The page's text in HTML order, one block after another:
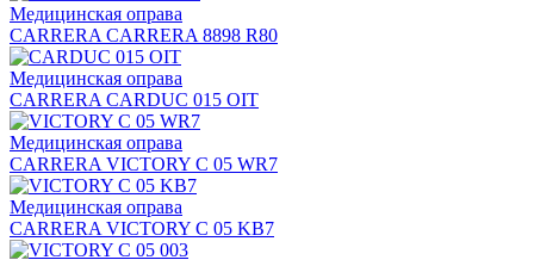
Медицинская оправа
CARRERA CARRERA 8898 R80
Медицинская оправа
CARRERA CARDUC 015 OIT
Медицинская оправа
CARRERA VICTORY C 05 WR7
Медицинская оправа
CARRERA VICTORY C 05 KB7